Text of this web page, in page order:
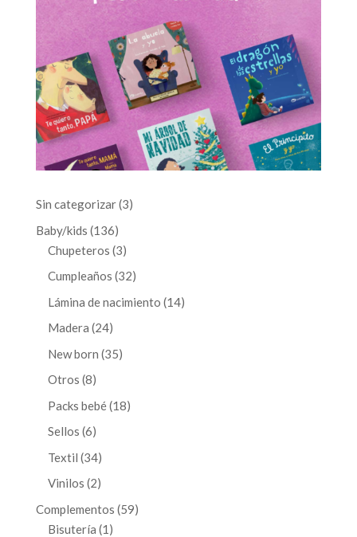
Sin categorizar 33
Baby/kids 136136
productos
Chupeteros 33
productos
Cumpleaños 3232
productos
Lámina de nacimiento 1414
Madera 2424
productos
New born 3535
Otros 88
productos
Packs bebé 1818
Sellos 66
productos
Textil 3434
productos
Vinilos 22
productos
Complementos 5959
Bisutería 1 1